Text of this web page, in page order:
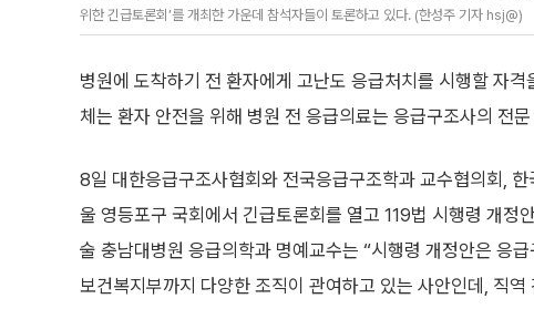
위한 긴급토론회’를 개최한 가운데 참석자들이 토론하고 있다. (한성주 기자 hsj@)
병원에 도착하기 전 환자에게 고난도 응급처치를 시행할 자
체는 환자 안전을 위해 병원 전 응급의료는 응급구조사의 전
8일 대한응급구조사협회와 전국응급구조학과 교수협의회, 한
울 영등포구 국회에서 긴급토론회를 열고 119법 시행령 개정
술 충남대병원 응급의학과 명예교수는 “시행령 개정안은 응
보건복지부까지 다양한 조직이 관여하고 있는 사안인데, 직역